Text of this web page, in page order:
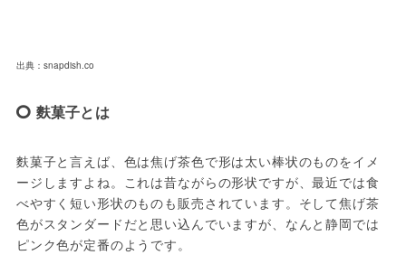
出典：snapdish.co
麩菓子とは
麩菓子と言えば、色は焦げ茶色で形は太い棒状のものをイメ
ージしますよね。これは昔ながらの形状ですが、最近では食
べやすく短い形状のものも販売されています。そして焦げ茶
色がスタンダードだと思い込んでいますが、なんと静岡では
ピンク色が定番のようです。